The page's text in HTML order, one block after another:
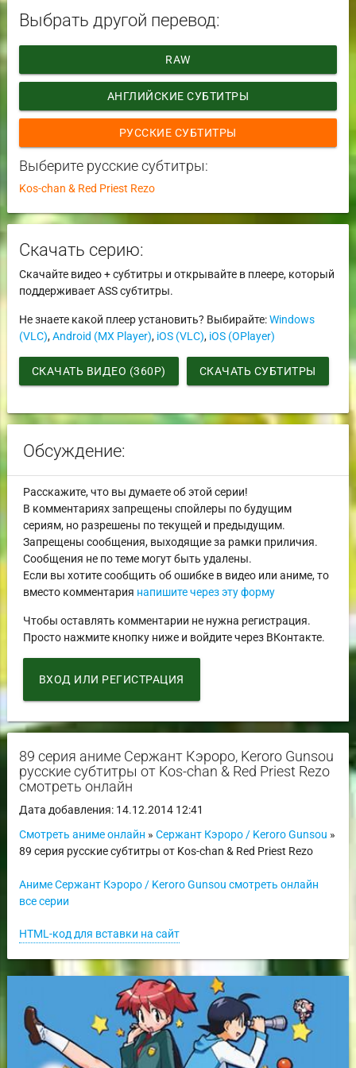
Выбрать другой перевод:
RAW
АНГЛИЙСКИЕ СУБТИТРЫ
РУССКИЕ СУБТИТРЫ
Выберите русские субтитры:
Kos-chan & Red Priest Rezo
Скачать серию:
Скачайте видео + субтитры и открывайте в плеере, который
поддерживает ASS субтитры.
Не знаете какой плеер установить? Выбирайте:Windows
(VLC),Android (MX Player), iOS (VLC), iOS (OPlayer)
СКАЧАТЬ ВИДЕО (360P) СКАЧАТЬ СУБТИТРЫ
Обсуждение:
Расскажите, что вы думаете об этой серии!
В комментариях запрещены спойлеры по будущим
сериям, но разрешены по текущей и предыдущим.
Запрещены сообщения, выходящие за рамки приличия.
Сообщения не по теме могут быть удалены.
Если вы хотите сообщить об ошибке в видео или аниме, то
вместо комментария напишите через эту форму
Чтобы оставлять комментарии не нужна регистрация.
Просто нажмите кнопку ниже и войдите через ВКонтакте.
ВХОД ИЛИ РЕГИСТРАЦИЯ
89 серия аниме Сержант Кэроро, Keroro Gunsou
русские субтитры от Kos-chan & Red Priest Rezo
смотреть онлайн
Дата добавления: 14.12.2014 12:41
Смотреть аниме онлайн » Сержант Кэроро / Keroro Gunsou »
89 серия русские субтитры от Kos-chan & Red Priest Rezo
Аниме Сержант Кэроро / Keroro Gunsou смотреть онлайн
все серии
HTML-код для вставки на сайт